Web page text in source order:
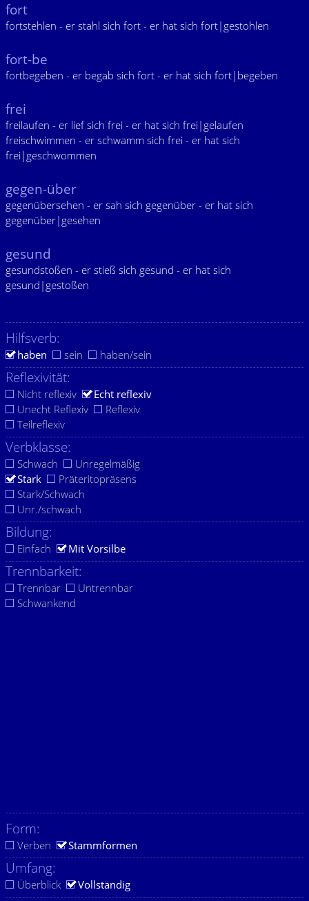
fort
fortstehlen - er stahl sich fort - er hat sich fort|gestohlen
fort-be
fortbegeben - er begab sich fort - er hat sich fort|begeben
frei
freilaufen - er lief sich frei - er hat sich frei|gelaufen
freischwimmen - er schwamm sich frei - er hat sich
frei|geschwommen
gegen-über
gegenübersehen - er sah sich gegenüber - er hat sich
gegenüber|gesehen
gesund
gesundstoßen - er stieß sich gesund - er hat sich
gesund|gestoßen
Hilfsverb:
haben sein haben/sein
Reflexivität:
Nicht reflexiv
Echt reflexiv
Unecht Reflexiv
Reflexiv
Teilreflexiv
Verbklasse:
Schwach
Unregelmäßig
Stark
Präteritopräsens
Stark/Schwach
Unr./schwach
Bildung:
Einfach Mit Vorsilbe
Trennbarkeit:
Trennbar
Untrennbar
Schwankend
Form:
Verben Stammformen
Umfang:
Überblick Vollständig